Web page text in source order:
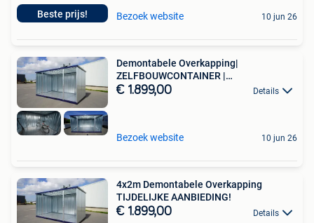
Beste prijs! Bezoek website 10 jun 26
Demontabele Overkapping|
ZELFBOUWCONTAINER |
Onderhoudsvrij!
€ 1.899,00 Details
Bezoek website 10 jun 26
4x2m Demontabele Overkapping
TIJDELIJKE AANBIEDING!
€ 1.899,00 Details